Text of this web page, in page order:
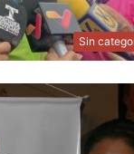
Sin